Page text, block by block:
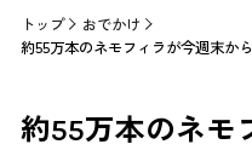
トップ
おでかけ
約55万本のネモ